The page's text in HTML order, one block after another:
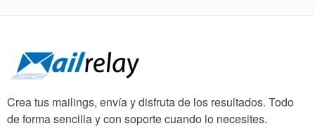
Crea tus mailings, envía y disfruta de los resultados. Todo
de forma sencilla y con soporte cuando lo necesites.